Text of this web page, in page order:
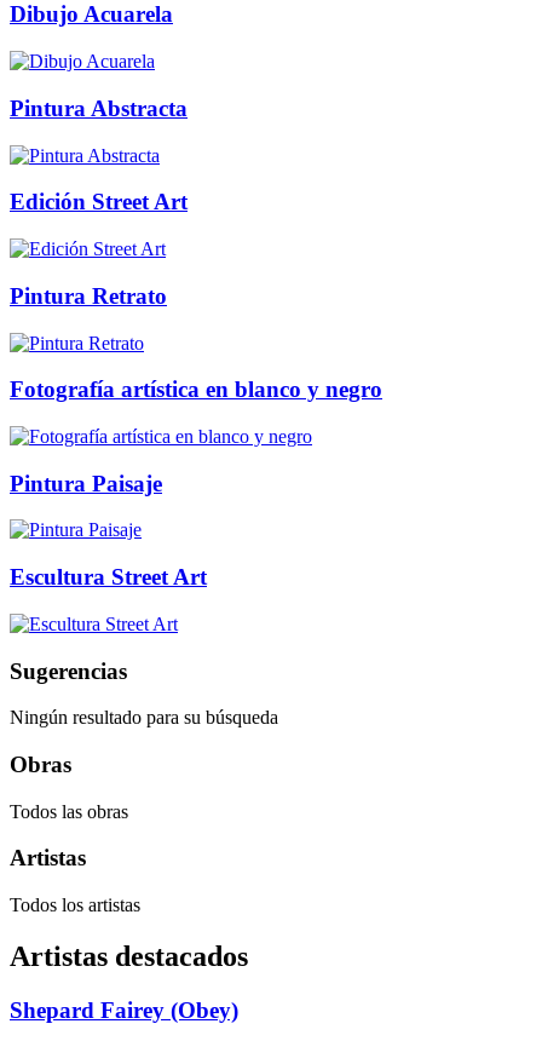
Dibujo Acuarela
Pintura Abstracta
Edición Street Art
Pintura Retrato
Fotografía artística en blanco y negro
Pintura Paisaje
Escultura Street Art
Sugerencias
Ningún resultado para su búsqueda
Obras
Todos las obras
Artistas
Todos los artistas
Artistas destacados
Shepard Fairey (Obey)